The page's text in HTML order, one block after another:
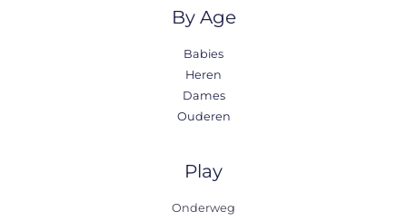
By Age
Babies
Heren
Dames
Ouderen
Play
Onderweg